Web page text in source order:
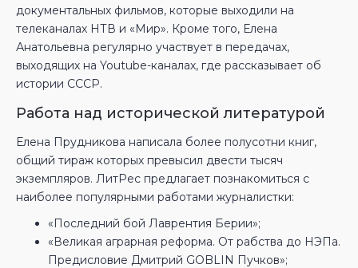
документальных фильмов, которые выходили на
телеканалах НТВ и «Мир». Кроме того, Елена
Анатольевна регулярно участвует в передачах,
выходящих на Youtube-каналах, где рассказывает об
истории СССР.
Работа над исторической литературой
Елена Прудникова написала более полусотни книг,
общий тираж которых превысил двести тысяч
экземпляров. ЛитРес предлагает познакомиться с
наиболее популярными работами журналистки:
«Последний бой Лаврентия Берии»;
«Великая аграрная реформа. От рабства до НЭПа.
Предисловие Дмитрий GOBLIN Пучков»;